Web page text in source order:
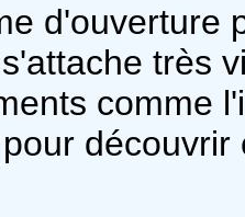
d'ouverture
très
comme